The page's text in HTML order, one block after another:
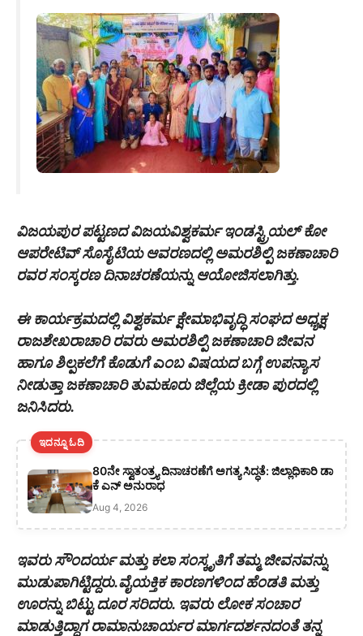
ವಿಜಯಪುರ ಪಟ್ಟಣದ ವಿಜಯವಿಶ್ವಕರ್ಮ ಇಂಡಸ್ಟ್ರಿಯಲ್ ಕೋ
ಆಪರೇಟಿವ್ ಸೊಸೈಟಿಯ ಆವರಣದಲ್ಲಿ ಅಮರಶಿಲ್ಪಿ ಜಕಣಾಚಾರಿ
ರವರ ಸಂಸ್ಕರಣ ದಿನಾಚರಣೆಯನ್ನು ಆಯೋಜಿಸಲಾಗಿತ್ತು.
ಈ ಕಾರ್ಯಕ್ರಮದಲ್ಲಿ ವಿಶ್ವಕರ್ಮ ಕ್ಷೇಮಾಭಿವೃದ್ಧಿ ಸಂಘದ ಅಧ್ಯಕ್ಷ
ರಾಜಶೇಖರಾಚಾರಿ ರವರು ಅಮರಶಿಲ್ಪಿ ಜಕಣಾಚಾರಿ ಜೀವನ
ಹಾಗೂ ಶಿಲ್ಪಕಲೆಗೆ ಕೊಡುಗೆ ಎಂಬ ವಿಷಯದ ಬಗ್ಗೆ ಉಪನ್ಯಾಸ
ನೀಡುತ್ತಾ ಜಕಣಾಚಾರಿ ತುಮಕೂರು ಜಿಲ್ಲೆಯ ಕ್ರೀಡಾ ಪುರದಲ್ಲಿ
ಜನಿಸಿದರು.
ಇದನ್ನೂ ಓದಿ
80ನೇ ಸ್ವಾತಂತ್ರ್ಯ ದಿನಾಚರಣೆಗೆ ಅಗತ್ಯ ಸಿದ್ಧತೆ: ಜಿಲ್ಲಾಧಿಕಾರಿ ಡಾ
ಕೆ ಎನ್ ಅನುರಾಧ
Aug 4, 2026
ಇವರು ಸೌಂದರ್ಯ ಮತ್ತು ಕಲಾ ಸಂಸ್ಕೃತಿಗೆ ತಮ್ಮ ಜೀವನವನ್ನು
ಮುಡುಪಾಗಿಟ್ಟಿದ್ದರು.ವೈಯಕ್ತಿಕ ಕಾರಣಗಳಿಂದ ಹೆಂಡತಿ ಮತ್ತು
ಊರನ್ನು ಬಿಟ್ಟು ದೂರ ಸರಿದರು. ಇವರು ಲೋಕ ಸಂಚಾರ
ಮಾಡುತ್ತಿದ್ದಾಗ ರಾಮಾನುಚಾರ್ಯರ ಮಾರ್ಗದರ್ಶನದಂತೆ ತನ್ನ